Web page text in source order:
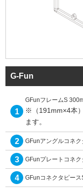
G-Fun
1
GFunフレームS
※（191mm×4本
ます。
2 GFunアングルコネ
3 GFunプレートコネク
4 GFunコネクタピース